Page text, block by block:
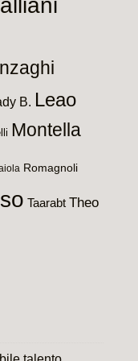
B. Leao
Montella
Romagnoli
Taarabt Theo